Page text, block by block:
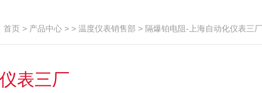
首页 > 产品中心 > > 温度仪表销售部 > 隔爆铂电阻-上海自动化仪表三厂
表三厂